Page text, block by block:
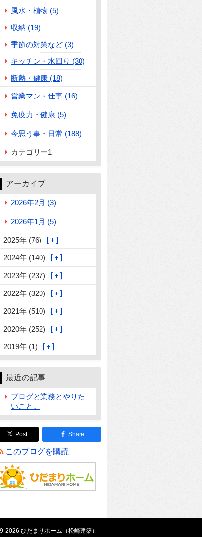
風水・植物 (5)
収納 (19)
季節の対策など (3)
キッチン・水回り (30)
断熱・健康 (18)
営業マン・仕事 (16)
免疫力・健康 (5)
今思う事・日常 (188)
カテゴリー1
アーカイブ
2026年2月 (3)
2026年1月 (5)
2025年 (76)
2024年 (140)
2023年 (237)
2022年 (329)
2021年 (510)
2020年 (252)
2019年 (1)
最近の記事
ブログと業務とやりた
いこと。
Post Share
このブログを購読
2026 ひだまりホーム（松崎建築）